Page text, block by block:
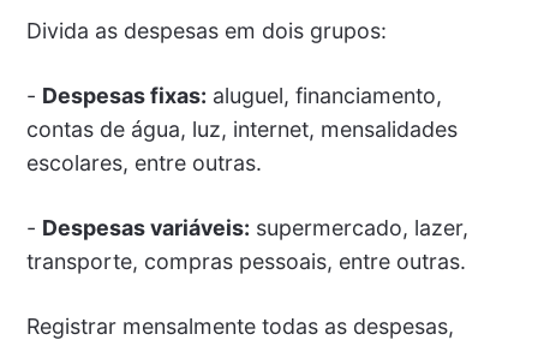
Divida as despesas em dois grupos:
- Despesas fixas: aluguel, financiamento,
contas de água, luz, internet, mensalidades
escolares, entre outras.
- Despesas variáveis: supermercado, lazer,
transporte, compras pessoais, entre outras.
Registrar mensalmente todas as despesas,